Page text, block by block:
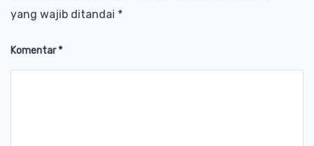
yang wajib ditandai *
Komentar*